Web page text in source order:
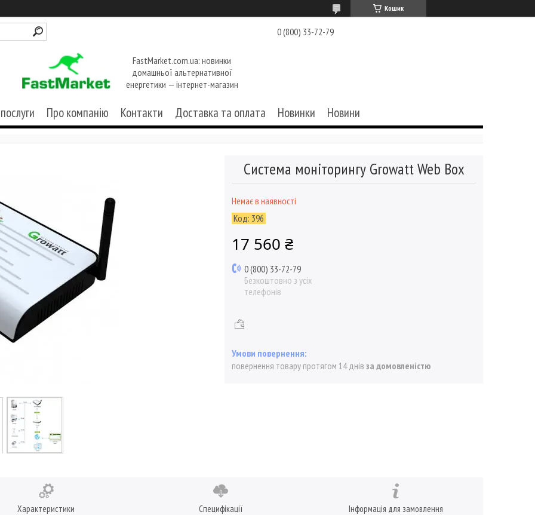
Кошик
0 (800) 33-72-79
FastMarket.com.ua: новинки
домашньої альтернативної
енергетики — інтернет-магазин
Про компанію Контакти Доставка та оплата Новинки Новини
Система моніторингу Growatt Web Box
Немає в наявності
Код: 396
17 560 ₴
0 (800) 33-72-79
Безкоштовно з усіх
телефонів
повернення товару протягом 14 днів за домовленістю
Характеристики Специфікації Інформація для замовлення